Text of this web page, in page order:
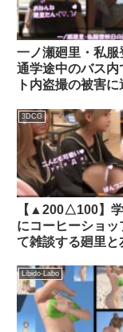
一ノ瀬廻里・私服
通学途中のバス内
ト内盗撮の被害
ンク豹柄ギャルパ
｜d_749184
3DCG
【▲200△100】
にコーヒーショッ
て雑談する廻里と
らすかのようなセ
撮影の現場につい
d_298455│
Libido-Labo